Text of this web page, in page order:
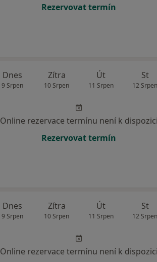
Rezervovat termín
Dnes
9 Srpen
Zítra
10 Srpen
Út
11 Srpen
St
12 Srpen
Online rezervace termínu není k dispozici
Rezervovat termín
Dnes
9 Srpen
Zítra
10 Srpen
Út
11 Srpen
St
12 Srpen
Online rezervace termínu není k dispozici